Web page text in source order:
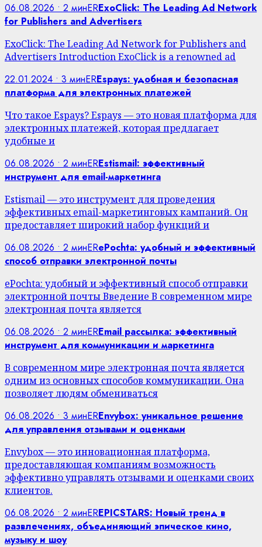
06.08.2026 • 2 минERExoClick: The Leading Ad Network
for Publishers and Advertisers
ExoClick: The Leading Ad Network for Publishers and
Advertisers Introduction ExoClick is a renowned ad
22.01.2024 • 3 минEREspays: удобная и безопасная
платформа для электронных платежей
Что такое Espays? Espays — это новая платформа для
электронных платежей, которая предлагает
удобные и
06.08.2026 • 2 минEREstismail: эффективный
инструмент для email-маркетинга
Estismail — это инструмент для проведения
эффективных email-маркетинговых кампаний. Он
предоставляет широкий набор функций и
06.08.2026 • 2 минERePochta: удобный и эффективный
способ отправки электронной почты
ePochta: удобный и эффективный способ отправки
электронной почты Введение В современном мире
электронная почта является
06.08.2026 • 2 минEREmail рассылка: эффективный
инструмент для коммуникации и маркетинга
В современном мире электронная почта является
одним из основных способов коммуникации. Она
позволяет людям обмениваться
06.08.2026 • 3 минEREnvybox: уникальное решение
для управления отзывами и оценками
Envybox — это инновационная платформа,
предоставляющая компаниям возможность
эффективно управлять отзывами и оценками своих
клиентов.
06.08.2026 • 2 минEREPICSTARS: Новый тренд в
развлечениях, объединяющий эпическое кино,
музыку и шоу